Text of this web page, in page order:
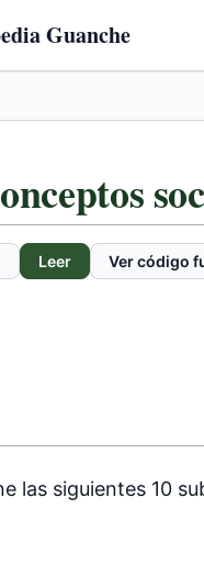
Guanche
Leer Ver código
las siguientes 10